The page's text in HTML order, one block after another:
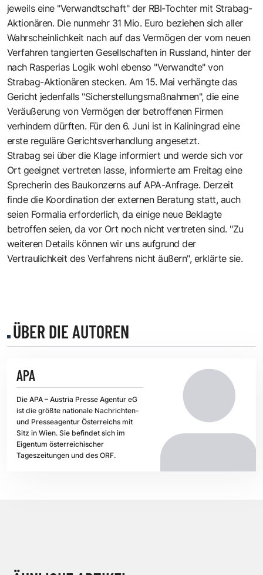
jeweils eine "Verwandtschaft" der RBI-Tochter mit Strabag-
Aktionären. Die nunmehr 31 Mio. Euro beziehen sich aller
Wahrscheinlichkeit nach auf das Vermögen der vom neuen
Verfahren tangierten Gesellschaften in Russland, hinter der
nach Rasperias Logik wohl ebenso "Verwandte" von
Strabag-Aktionären stecken. Am 15. Mai verhängte das
Gericht jedenfalls "Sicherstellungsmaßnahmen", die eine
Veräußerung von Vermögen der betroffenen Firmen
verhindern dürften. Für den 6. Juni ist in Kaliningrad eine
erste reguläre Gerichtsverhandlung angesetzt.
Strabag sei über die Klage informiert und werde sich vor
Ort geeignet vertreten lasse, informierte am Freitag eine
Sprecherin des Baukonzerns auf APA-Anfrage. Derzeit
finde die Koordination der externen Beratung statt, auch
seien Formalia erforderlich, da einige neue Beklagte
betroffen seien, da vor Ort noch nicht vertreten sind. "Zu
weiteren Details können wir uns aufgrund der
Vertraulichkeit des Verfahrens nicht äußern", erklärte sie.
ÜBER DIE AUTOREN
APA
Die APA – Austria Presse Agentur eG
ist die größte nationale Nachrichten-
und Presseagentur Österreichs mit
Sitz in Wien. Sie befindet sich im
Eigentum österreichischer
Tageszeitungen und des ORF.